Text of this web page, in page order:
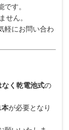
す。
せん。
軽にお問い合わ
なく乾電池式の
本が必要となり